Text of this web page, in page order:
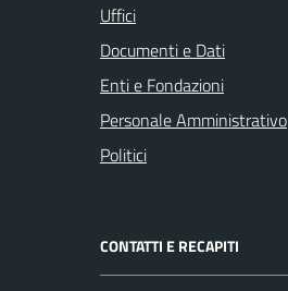
Uffici
Documenti e Dati
Enti e Fondazioni
Personale Amministrativo
Politici
CONTATTI E RECAPITI